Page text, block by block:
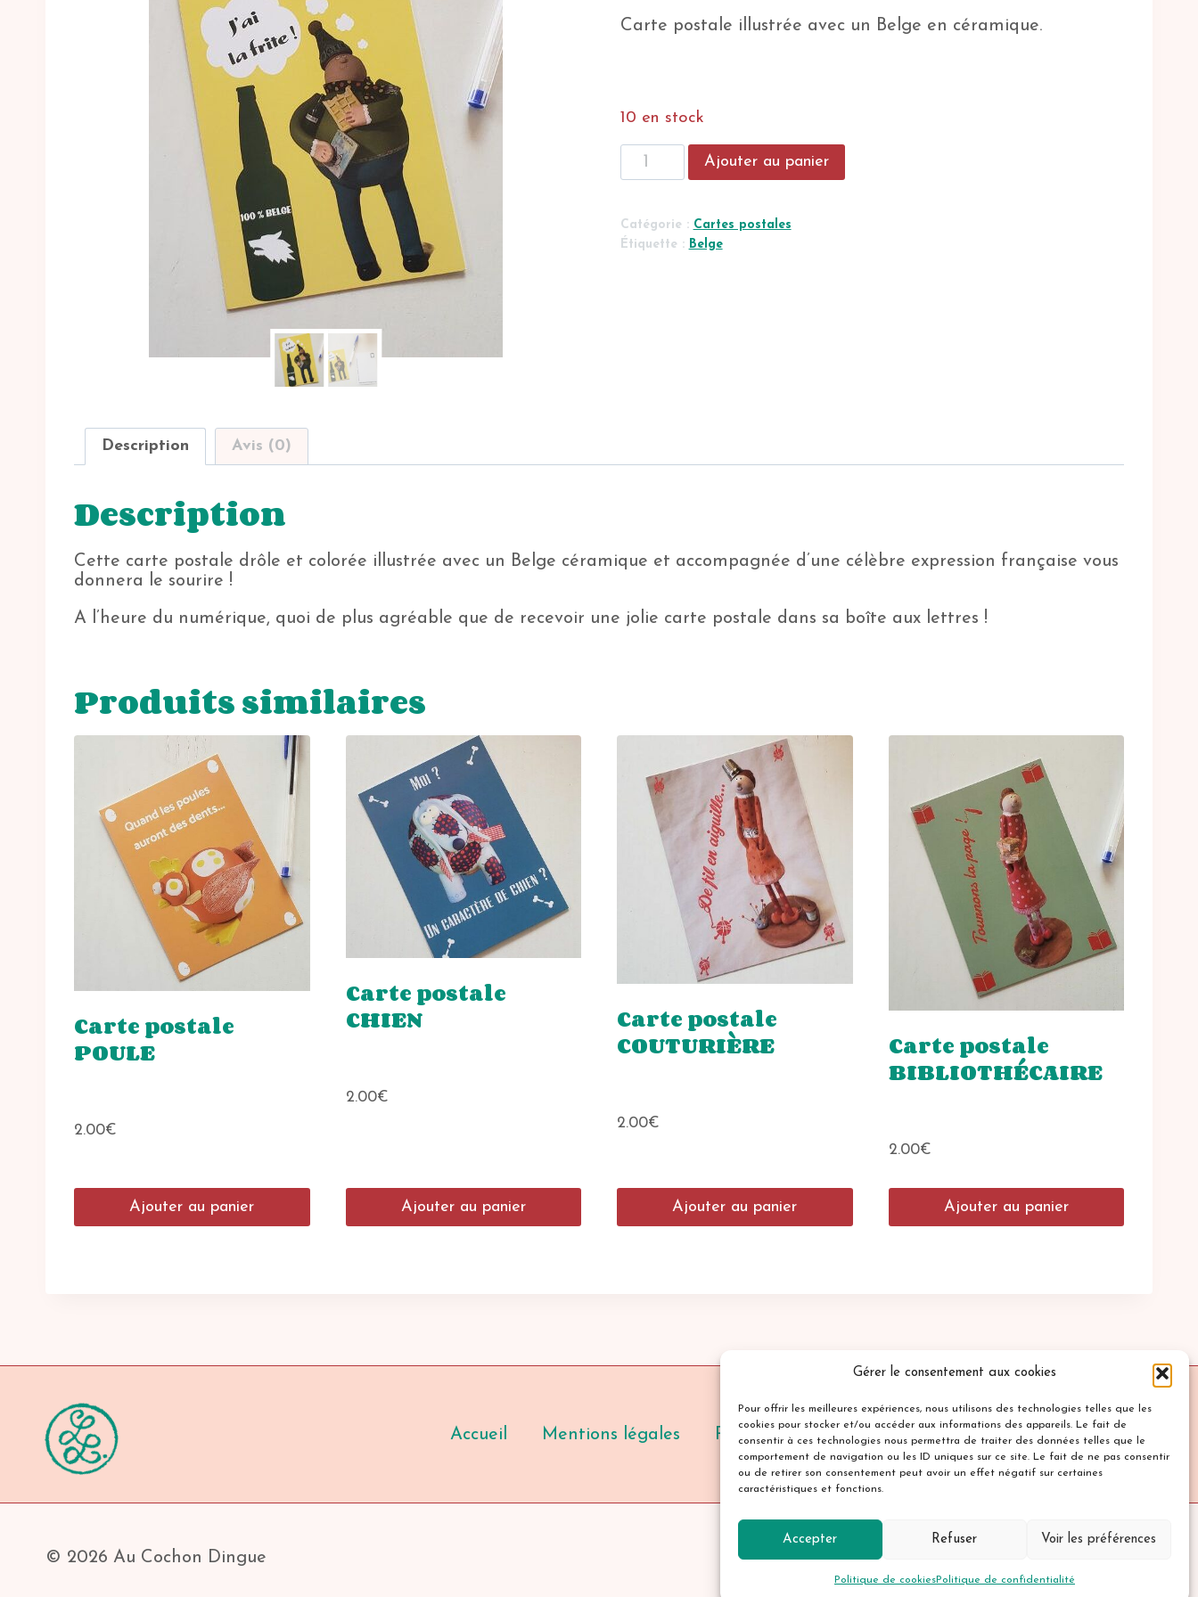
Gérer le consentement aux cookies
Pour offrir les meilleures expériences, nous utilisons des technologies telles que les
cookies pour stocker et/ou accéder aux informations des appareils. Le fait de
consentir à ces technologies nous permettra de traiter des données telles que le
comportement de navigation ou les ID uniques sur ce site. Le fait de ne pas consentir
ou de retirer son consentement peut avoir un effet négatif sur certaines
caractéristiques et fonctions.
Accepter Refuser Voir les préférences
Politique de cookiesPolitique de confidentialité
Carte postale illustrée avec un Belge en céramique.
10 en stock
quantité
BELGE
Ajouter au panier
Catégorie : Cartes postales
Étiquette : Belge
Description Avis (0)
Description
Cette carte postale drôle et colorée illustrée avec un Belge céramique et accompagnée d’une célèbre expression française vous
donnera le sourire !
A l’heure du numérique, quoi de plus agréable que de recevoir une jolie carte postale dans sa boîte aux lettres !
Produits similaires
Carte postale
POULE
2.00€
Ajouter au panier
Carte postale
CHIEN
2.00€
Ajouter au panier
Carte postale
COUTURIÈRE
2.00€
Ajouter au panier
Carte postale
BIBLIOTHÉCAIRE
2.00€
Ajouter au panier
Accueil Mentions légales Politique de confidentialité Cookies Contact
© 2026 Au Cochon Dingue